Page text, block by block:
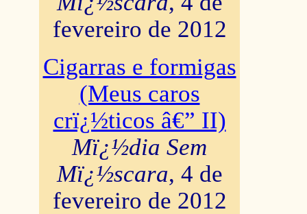
fevereiro de 2012
Cigarras e formigas
(Meus caros
crï¿½ticos â€” II)
Mï¿½dia Sem
Mï¿½scara, 4 de
fevereiro de 2012